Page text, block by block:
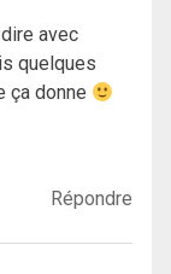
avec
quelques
ça donne
Répondre